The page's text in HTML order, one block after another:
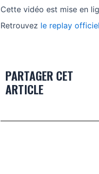
Cette vidéo est mise en
Retrouvez le replay officiel
PARTAGER CET
ARTICLE